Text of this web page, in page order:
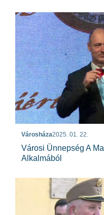
Városháza2025. 01. 22.
Városi Ünnepség A
Alkalmából